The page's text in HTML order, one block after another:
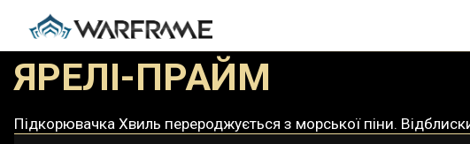
ЯРЕЛІ-ПРАЙМ
Підкорювачка Хвиль перероджується з морської піни.